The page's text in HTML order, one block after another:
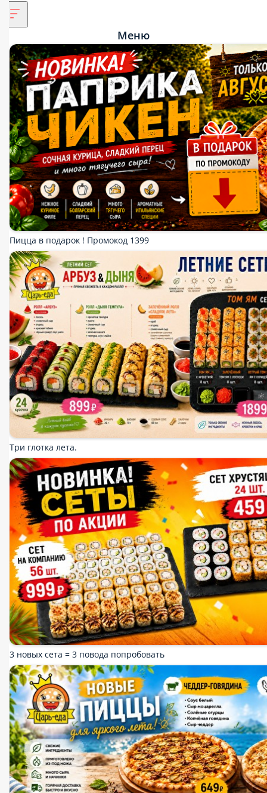
Меню
Пицца в подарок ! Промокод 1399
Три глотка лета.
3 новых сета = 3 повода попробовать
Комбо три пиццы «Летнее»
Лето на тарелке !
Летний взрыв вкуса !
Новинки ВОК уже в меню !
Предварительный заказ!
СКИДКА ЗА САМОВЫВОЗ 10%
Мы рекомендуем
Популярное
Комбо наборы
Ланчи
Мороженое
Десерты